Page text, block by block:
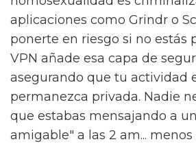
aplicaciones como Grindr o
ponerte en riesgo si no estás
VPN añade esa capa de
asegurando que tu actividad
permanezca privada. Nadie
que estabas mensajando a
amigable" a las 2 am... menos